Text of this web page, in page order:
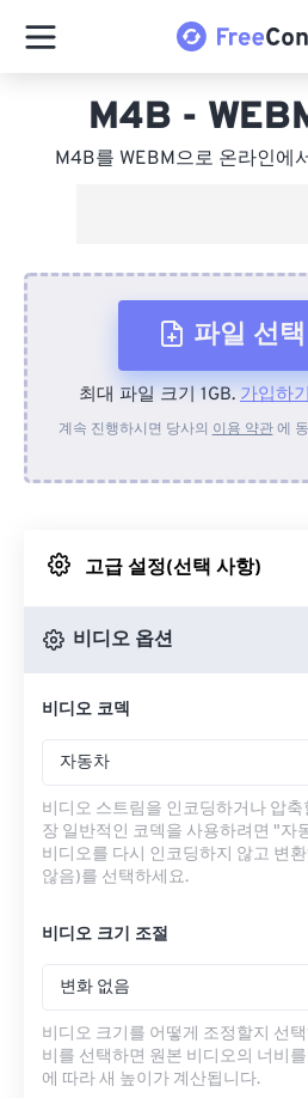
M4B -
M4B를 WEBM으로 온라인에
파일 선택
장치에서
Google 드라
최대 파일 크기 1GB. 가입하
계속 진행하시면 당사의 이용 약관에
고급 설정(선택 사항)
비디오 옵션
비디오 코덱
자동차
비디오 스트림을 인코딩하거나 압
장 일반적인 코덱을 사용하려면 "자
비디오를 다시 인코딩하지 않고 변
않음)를 선택하세요.
비디오 크기 조절
변화 없음
비디오 크기를 어떻게 조정할지 선
비를 선택하면 원본 비디오의 너비
에 따라 새 높이가 계산됩니다.